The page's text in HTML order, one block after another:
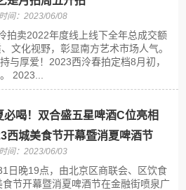
间：2023/06/08
拍卖2022年度线上线下全年总成交额
文化视野，彰显南方艺术市场人气。
与厚爱！2023西泠春拍定档8月初，
2023...
必喝！双合盛五星啤酒C位亮相
西城美食节开幕暨消夏啤酒节
间：2023/06/03
日晚19点，由北京区商联会、区饮食
节开幕暨消夏啤酒节在金融街喷泉广